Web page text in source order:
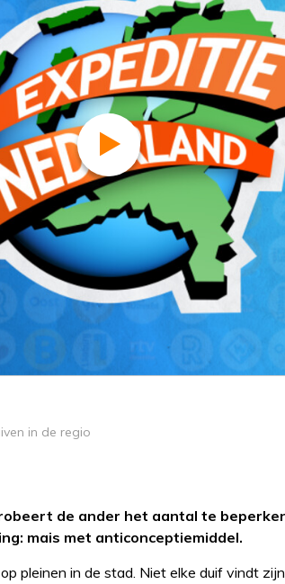
in de regio
de ander het aantal te
mais met anticonceptiemiddel.
pleinen in de stad. Niet elke duif vindt